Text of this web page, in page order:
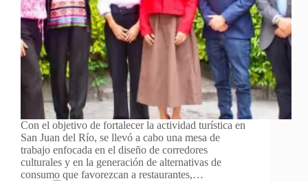
Con el objetivo de fortalecer la actividad turística en
San Juan del Río, se llevó a cabo una mesa de
trabajo enfocada en el diseño de corredores
culturales y en la generación de alternativas de
consumo que favorezcan a restaurantes,…